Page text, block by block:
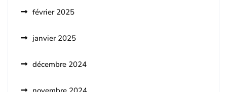
février 2025
janvier 2025
décembre 2024